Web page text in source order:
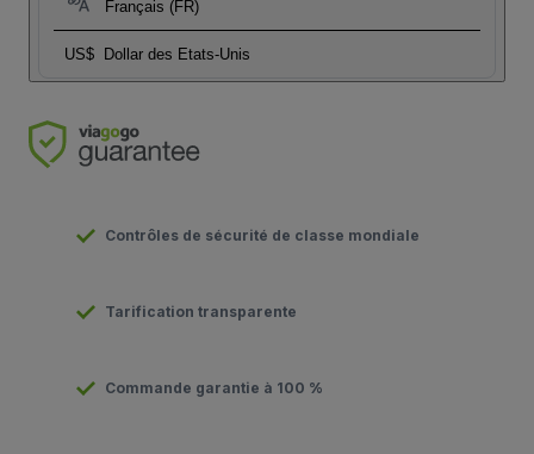
Français (FR)
US$ Dollar des Etats-Unis
Contrôles de sécurité de classe mondiale
Tarification transparente
Commande garantie à 100 %